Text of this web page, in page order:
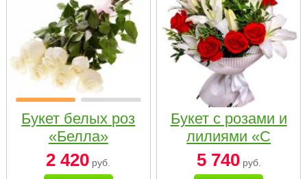
Букет белых роз
«Белла»
2 420 руб.
Букет с розами и
лилиями «С
наилучшими
пожеланиями»
5 740руб.